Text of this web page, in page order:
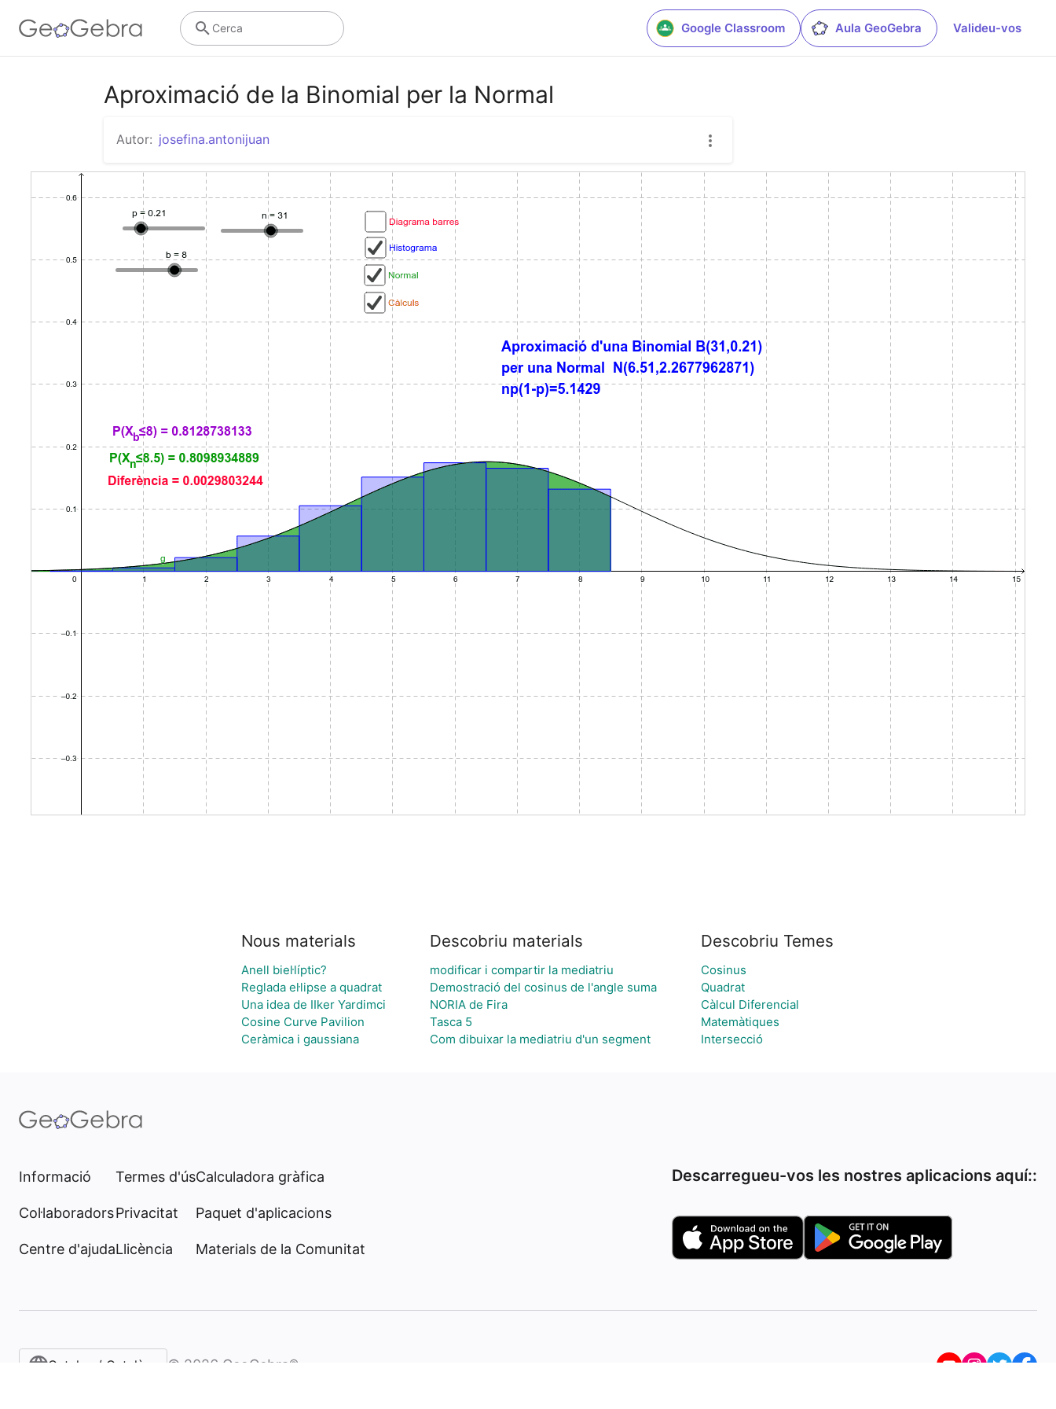
Google Classroom Aula GeoGebra Valideu-vos
Cerca
Aproximació de la Binomial per la Normal
Autor: josefina.antonijuan
Nous materials
Anell biel·líptic?
Reglada el·lipse a quadrat
Una idea de IIker Yardimci
Cosine Curve Pavilion
Ceràmica i gaussiana
Descobriu materials
modificar i compartir la mediatriu
Demostració del cosinus de l'angle suma
NORIA de Fira
Tasca 5
Com dibuixar la mediatriu d'un segment
Descobriu Temes
Cosinus
Quadrat
Càlcul Diferencial
Matemàtiques
Intersecció
Informació
Col·laboradors
Centre d'ajuda
Termes d'ús
Privacitat
Llicència
Calculadora gràfica
Paquet d'aplicacions
Materials de la Comunitat
Descarregueu-vos les nostres aplicacions aquí::
Catalan / Català © 2026 GeoGebra®